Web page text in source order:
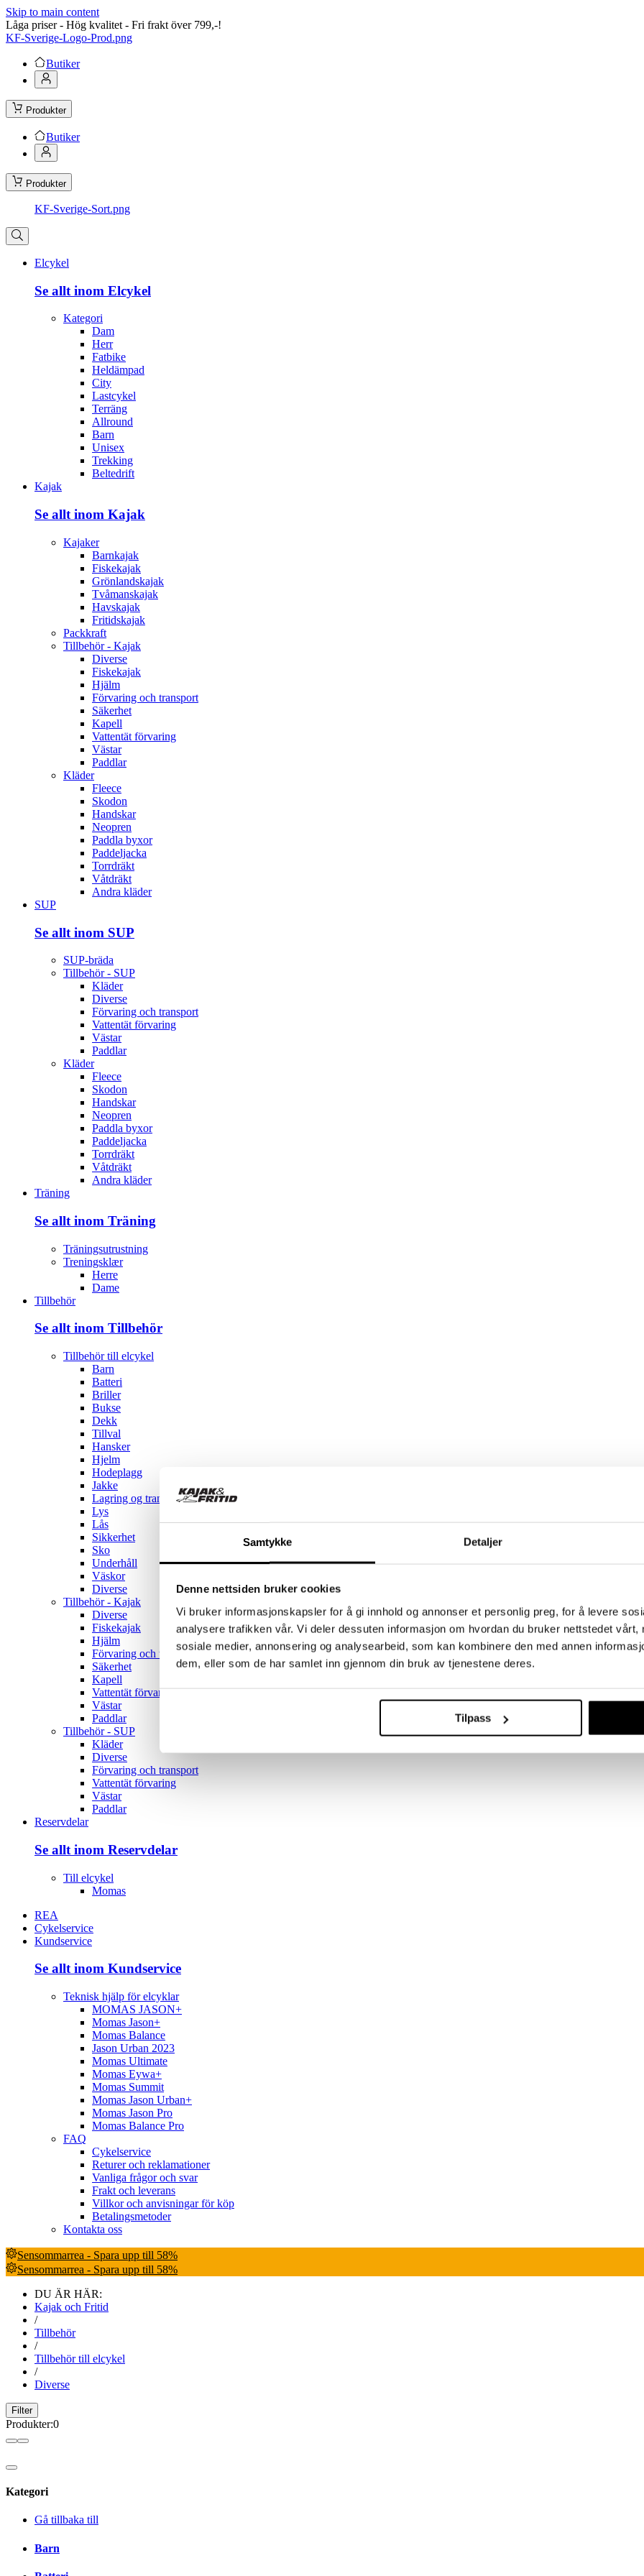
Samtykke Detaljer
Denne nettsiden bruker cookies
Vi bruker informasjonskapsler for å gi innhold og annonser et personlig preg, for å levere
analysere trafikken vår. Vi deler dessuten informasjon om hvordan du bruker nettstedet vårt,
sosiale medier, annonsering og analysearbeid, som kan kombinere den med annen
dem, eller som de har samlet inn gjennom din bruk av tjenestene deres.
Tilpass
Skip to main content
Låga priser - Hög kvalitet - Fri frakt över 799,-!
KF-Sverige-Logo-Prod.png
Butiker
Produkter
Butiker
Produkter
KF-Sverige-Sort.png
Elcykel
Se allt inom Elcykel
Kategori
Dam
Herr
Fatbike
Heldämpad
City
Lastcykel
Terräng
Allround
Barn
Unisex
Trekking
Beltedrift
Kajak
Se allt inom Kajak
Kajaker
Barnkajak
Fiskekajak
Grönlandskajak
Tvåmanskajak
Havskajak
Fritidskajak
Packkraft
Tillbehör - Kajak
Diverse
Fiskekajak
Hjälm
Förvaring och transport
Säkerhet
Kapell
Vattentät förvaring
Västar
Paddlar
Kläder
Fleece
Skodon
Handskar
Neopren
Paddla byxor
Paddeljacka
Torrdräkt
Våtdräkt
Andra kläder
SUP
Se allt inom SUP
SUP-bräda
Tillbehör - SUP
Kläder
Diverse
Förvaring och transport
Vattentät förvaring
Västar
Paddlar
Kläder
Fleece
Skodon
Handskar
Neopren
Paddla byxor
Paddeljacka
Torrdräkt
Våtdräkt
Andra kläder
Träning
Se allt inom Träning
Träningsutrustning
Treningsklær
Herre
Dame
Tillbehör
Se allt inom Tillbehör
Tillbehör till elcykel
Barn
Batteri
Briller
Bukse
Dekk
Tillval
Hansker
Hjelm
Hodeplagg
Jakke
Lagring og transport
Lys
Lås
Sikkerhet
Sko
Underhåll
Väskor
Diverse
Tillbehör - Kajak
Diverse
Fiskekajak
Hjälm
Förvaring och transport
Säkerhet
Kapell
Vattentät förvaring
Västar
Paddlar
Tillbehör - SUP
Kläder
Diverse
Förvaring och transport
Vattentät förvaring
Västar
Paddlar
Reservdelar
Se allt inom Reservdelar
Till elcykel
Momas
REA
Cykelservice
Kundservice
Se allt inom Kundservice
Teknisk hjälp för elcyklar
MOMAS JASON+
Momas Jason+
Momas Balance
Jason Urban 2023
Momas Ultimate
Momas Eywa+
Momas Summit
Momas Jason Urban+
Momas Jason Pro
Momas Balance Pro
FAQ
Cykelservice
Returer och reklamationer
Vanliga frågor och svar
Frakt och leverans
Villkor och anvisningar för köp
Betalingsmetoder
Kontakta oss
Sensommarrea - Spara upp till 58%
Sensommarrea - Spara upp till 58%
DU ÄR HÄR:
Kajak och Fritid
/
Tillbehör
/
Tillbehör till elcykel
/
Diverse
Filter
Produkter:0
Kategori
Gå tillbaka till
Barn